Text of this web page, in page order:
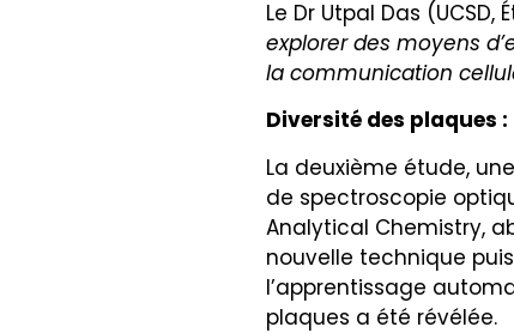
Le Dr Utpal Das
explorer des moyens
la communication
Diversité des plaques
La deuxième étude,
de spectroscopie
Analytical Chemistry,
nouvelle technique
l’apprentissage
plaques a été révélée.